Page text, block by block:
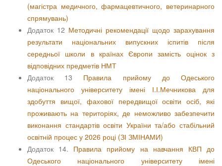
(магістра медичного, фармацевтичного, ветеринарного
спрямувань)
Додаток 12 Методичні рекомендації щодо зарахування
результати національних випускних іспитів після
середньої школи в країнах Європи замість оцінок з
відповідних предметів НМТ
Додаток 13 Правила прийому до Одеського
національного університету імені І.І.Мечникова для
здобуття вищої, фахової передвищої освіти осіб, які
проживають на територіях, де неможливо забезпечити
виконання стандартів освіти України та/або стабільний
освітній процес у 2026 році (ЗІ ЗМІНАМИ)
Додаток 14. Правила прийому на навчання КВП до
Одеського національного університету імені